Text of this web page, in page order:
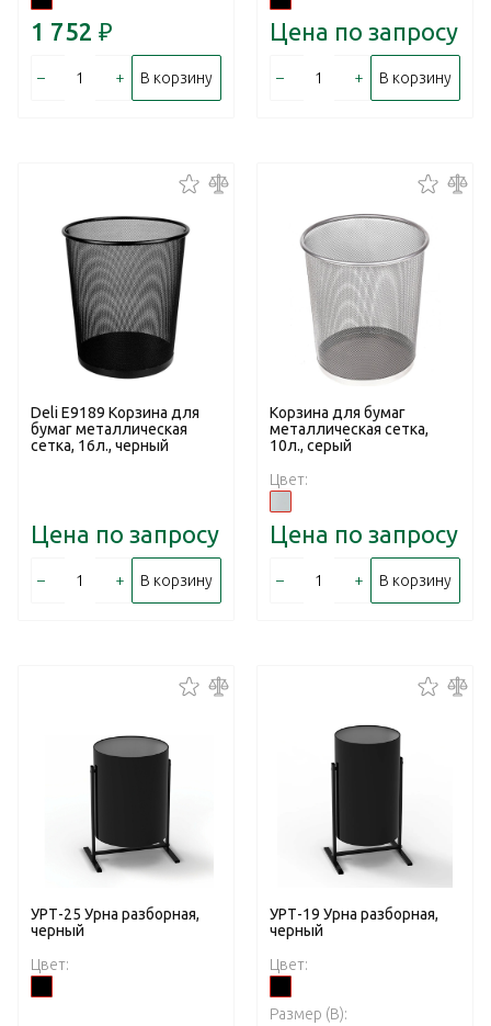
1 752 ₽
– + В корзину
Цена по запросу
– + В корзину
Deli E9189 Корзина для
бумаг металлическая
сетка, 16л., черный
Цена по запросу
– + В корзину
Корзина для бумаг
металлическая сетка,
10л., серый
Цвет:
Цена по запросу
– + В корзину
УРТ-25 Урна разборная,
черный
Цвет:
УРТ-19 Урна разборная,
черный
Цвет:
Размер (В):